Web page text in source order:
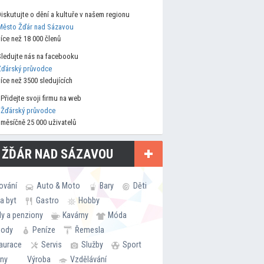
o dění a kultuře v našem regionu
Žďár nad Sázavou
než 18 000 členů
nás na facebooku
průvodce
než 3500 sledujících
Přidejte svoji firmu na web
Žďárský průvodce
měsíčně 25 000 uživatelů
NAD SÁZAVOU
Auto & Moto Bary
Děti
byt
Gastro
Hobby
a penziony
Kavárny
Móda
Peníze
Řemesla
Servis Služby
Sport
Výroba Vzdělávání